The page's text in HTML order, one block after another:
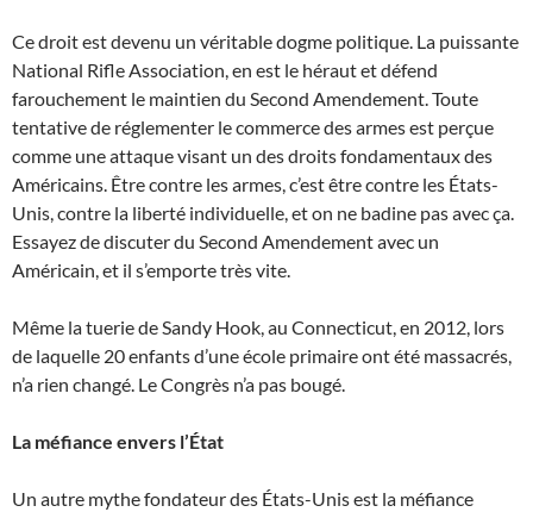
Ce droit est devenu un véritable dogme politique. La puissante
National Rifle Association, en est le héraut et défend
farouchement le maintien du Second Amendement. Toute
tentative de réglementer le commerce des armes est perçue
comme une attaque visant un des droits fondamentaux des
Américains. Être contre les armes, c’est être contre les États-
Unis, contre la liberté individuelle, et on ne badine pas avec ça.
Essayez de discuter du Second Amendement avec un
Américain, et il s’emporte très vite.
Même la tuerie de Sandy Hook, au Connecticut, en 2012, lors
de laquelle 20 enfants d’une école primaire ont été massacrés,
n’a rien changé. Le Congrès n’a pas bougé.
La méfiance envers l’État
Un autre mythe fondateur des États-Unis est la méfiance